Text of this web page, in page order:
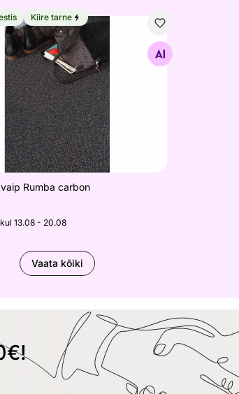
Rumba carbon
Otsi sarnaseid
Kiire tarne
Rumba carbon
13.08 - 20.08
Vaata kõiki